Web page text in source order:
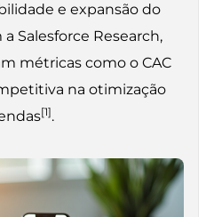
e expansão do
Salesforce Research,
métricas como o CAC
na otimização
[1].